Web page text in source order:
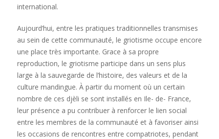
international.
Aujourd’hui, entre les pratiques traditionnelles transmises
au sein de cette communauté, le griotisme occupe encore
une place très importante. Grace à sa propre
reproduction, le griotisme participe dans un sens plus
large à la sauvegarde de l’histoire, des valeurs et de la
culture mandingue. À partir du moment où un certain
nombre de ces djèli se sont installés en Ile- de- France,
leur présence a pu contribuer à renforcer le lien social
entre les membres de la communauté et à favoriser ainsi
les occasions de rencontres entre compatriotes, pendant